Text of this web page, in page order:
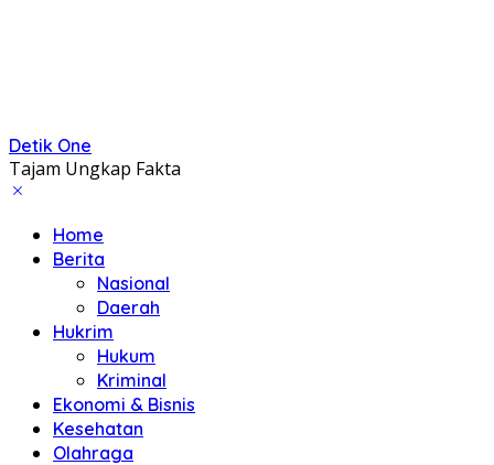
Detik One
Tajam Ungkap Fakta
Home
Berita
Nasional
Daerah
Hukrim
Hukum
Kriminal
Ekonomi & Bisnis
Kesehatan
Olahraga